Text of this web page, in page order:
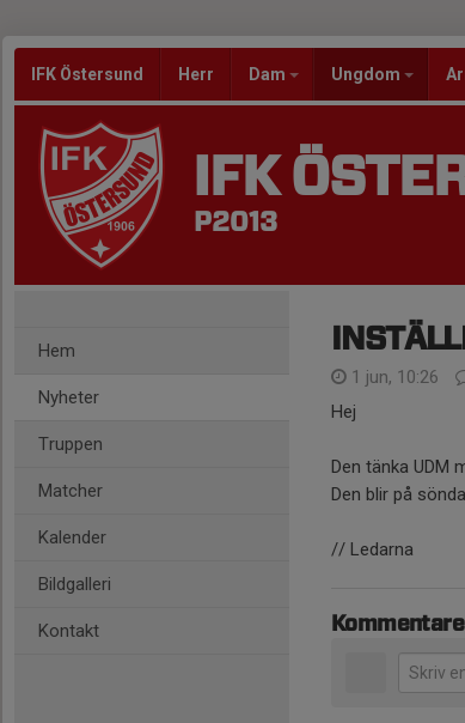
IFK Östersund Herr Dam Ungdom
IFK
P2013
Hem
Nyheter
Truppen
Matcher
Kalender
Bildgalleri
Kontakt
1 jun, 10:26
Hej
Den tänka UDM
Den blir på
// Ledarna